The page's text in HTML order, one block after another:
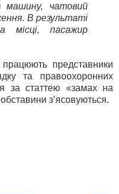
машину, чатовий
В результаті
місці, пасажир
представники
та правоохоронних
за статтею «замах на
з’ясовуються.